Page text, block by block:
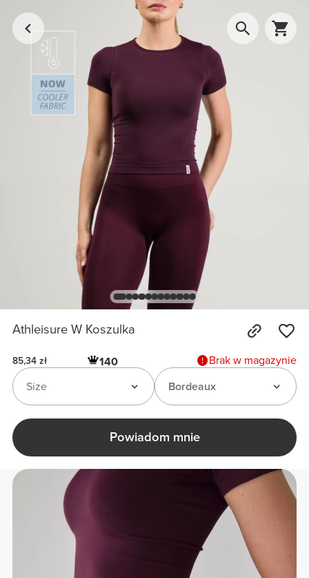
Athleisure W Koszulka
85,34 zł 140
Brak w magazynie
Bordeaux
Size
Powiadom mnie